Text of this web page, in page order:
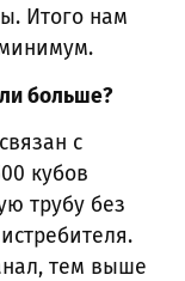
Итого нам
больше?
с
кубов
трубу без
тем выше